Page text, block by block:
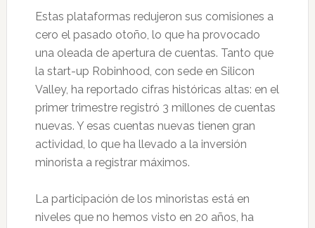
Estas plataformas redujeron sus comisiones a
cero el pasado otoño, lo que ha provocado
una oleada de apertura de cuentas. Tanto que
la start-up Robinhood, con sede en Silicon
Valley, ha reportado cifras históricas altas: en el
primer trimestre registró 3 millones de cuentas
nuevas. Y esas cuentas nuevas tienen gran
actividad, lo que ha llevado a la inversión
minorista a registrar máximos.
La participación de los minoristas está en
niveles que no hemos visto en 20 años, ha